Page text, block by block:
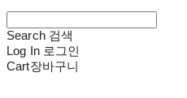
Search 검색
Log In 로그인
Cart장바구니